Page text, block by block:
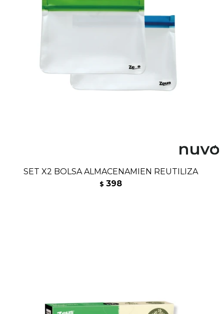
SET X2 BOLSA ALMACENAMIEN REUTILIZA
$ 398